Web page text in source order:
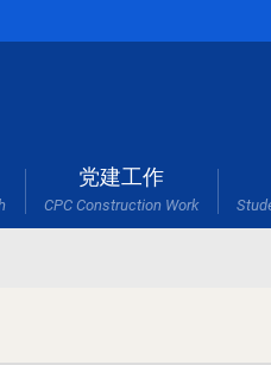
党建工作
CPC Construction Work